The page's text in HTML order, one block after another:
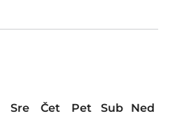
Sre Čet Pet Sub
Ned